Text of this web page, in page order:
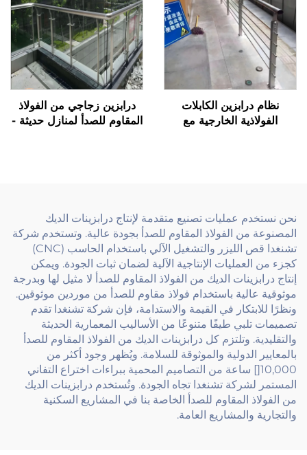
نظام درابزين الكابلات
الفولاذية الخارجية مع
درابزين زجاجي من الفولاذ
المقاوم للصدأ لمنازل حديثة -
نحن نستخدم عمليات تصنيع متقدمة لإنتاج درابزينات الديك
المصنوعة من الفولاذ المقاوم للصدأ بجودة عالية. وتستخدم شركة
تشنغدا قص الليزر والتشغيل الآلي باستخدام الحاسب (CNC)
كجزء من العمليات الإنتاجية الآلية لضمان ثبات الجودة. ويمكن
إنتاج درابزينات الديك من الفولاذ المقاوم للصدأ لا مثيل لها وبدرجة
موثوقية عالية باستخدام فولاذ مقاوم للصدأ من موردين موثوقين.
ونظرًا للابتكار في القيمة والاستدامة، فإن شركة تشنغدا تقدم
تصميمات تلبي طيفًا متنوعًا من الأساليب المعمارية الحديثة
والتقليدية. وتلتزم كل درابزينات الديك من الفولاذ المقاوم للصدأ
بالمعايير الدولية والموثوقة للسلامة. ويُظهر وجود أكثر من
10,000[] ساعة من التصاميم المحمية ببراءات اختراع التفاني
المستمر لشركة تشنغدا تجاه الجودة. وتُستخدم درابزينات الديك
من الفولاذ المقاوم للصدأ الخاصة بنا في المشاريع السكنية
والتجارية والمشاريع العامة.